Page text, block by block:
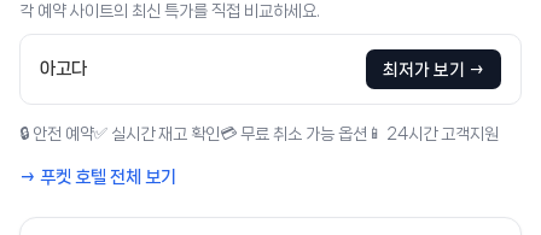
각 예약 사이트의 최신 특가를 직접 비교하세요.
아고다 최저가 보기 →
🔒 안전 예약✅ 실시간 재고 확인 💳 무료 취소 가능 옵션 📱 24시간 고객지원
→ 푸켓 호텔 전체 보기